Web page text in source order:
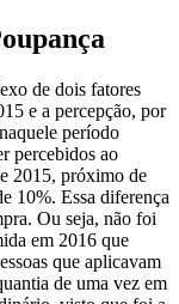
de dois fatores
e a percepção, por
período
percebidos ao
2015, próximo de
10%. Essa diferença
Ou seja, não foi
em 2016 que
que aplicavam
de uma vez em